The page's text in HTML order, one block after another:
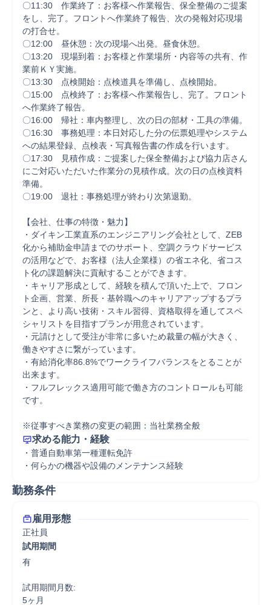
〇11:30　作業終了：お客様へ作業報告、保全整備のご提案
をし、完了。フロントへ作業終了報告、次の発報対応現場
の打合せ。
〇12:00　昼休憩：次の現場へ出発。昼食休憩。
〇13:20　現場到着：お客様と作業場所・内容等の共有、作
業前ＫＹ実施。
〇13:30　点検開始：点検道具を準備し、点検開始。
〇15:00　点検終了：お客様へ作業報告し、完了。フロント
へ作業終了報告。
〇16:00　帰社：車内整理し、次の日の部材・工具の準備。
〇16:30　事務処理：本日対応した分の伝票処理やシステム
への結果登録、点検表・写真報告書の作成を行います。
〇17:30　見積作成：ご提案した保全整備および協力店さん
にご対応いただいた作業分の見積作成。次の日の点検資料
準備。
〇19:00　退社：事務処理が終わり次第退勤。
【会社、仕事の特徴・魅力】
・ダイキン工業直系のエンジニアリング会社として、ZEB
化から補助金申請までのサポート、空調クラウドサービス
の活用などで、お客様（法人企業様）の省エネ化、省コス
ト化の課題解決に貢献することができます。
・キャリア形成として、経験を積んで頂いた上で、フロン
ト企画、営業、所長・基幹職へのキャリアアップするプラ
ンと、より高い技術・スキル習得、資格取得を通してスペ
シャリストを目指すプランが用意されています。
・元請けとして受注が非常に多いため裁量の幅が大きく、
働きやすさに繋がっています。
・有給消化率86.8%でワークライフバランスをとることが
出来ます。
・フルフレックス適用可能で働き方のコントロールも可能
です。
※従事すべき業務の変更の範囲：当社業務全般
求める能力・経験
・普通自動車第一種運転免許
・何らかの機器や設備のメンテナンス経験
勤務条件
雇用形態
正社員
試用期間
有
試用期間月数:
5ヶ月